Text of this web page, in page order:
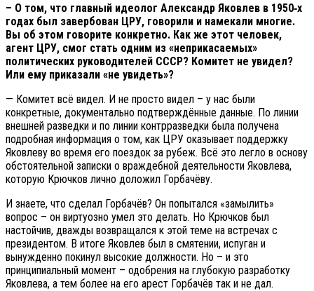
– О том, что главный идеолог Александр Яковлев в 1950‑х
годах был завербован ЦРУ, говорили и намекали многие.
Вы об этом говорите конкретно. Как же этот человек,
агент ЦРУ, смог стать одним из «неприкасаемых»
политических руководителей СССР? Комитет не увидел?
Или ему приказали «не увидеть»?
— Комитет всё видел. И не просто видел – у нас были
конкретные, документально подтверждённые данные. По линии
внешней разведки и по линии контрразведки была получена
подробная информация о том, как ЦРУ оказывает поддержку
Яковлеву во время его поездок за рубеж. Всё это легло в основу
обстоятельной записки о враждебной деятельности Яковлева,
которую Крючков лично доложил Горбачёву.
И знаете, что сделал Горбачёв? Он попытался «замылить»
вопрос – он виртуозно умел это делать. Но Крючков был
настойчив, дважды возвращался к этой теме на встречах с
президентом. В итоге Яковлев был в смятении, испуган и
вынужденно покинул высокие должности. Но – и это
принципиальный момент – одобрения на глубокую разработку
Яковлева, а тем более на его арест Горбачёв так и не дал.